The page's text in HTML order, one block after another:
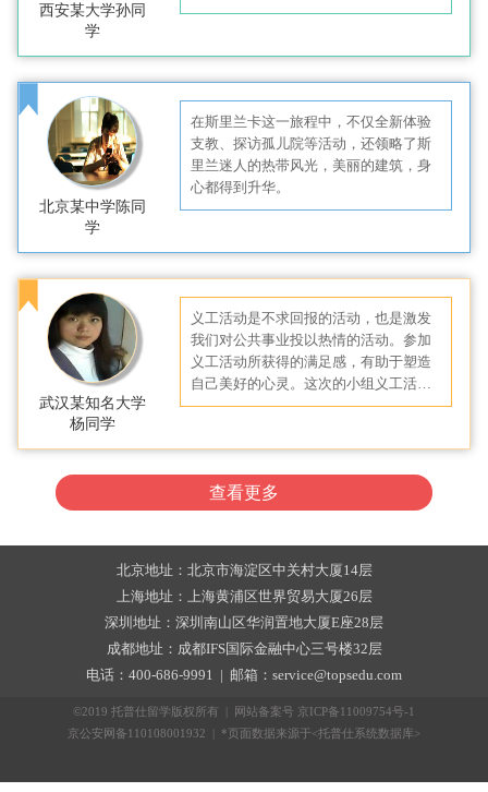
西安某大学孙同
学
就感。
北京某中学陈同
学
在斯里兰卡这一旅程中，不仅全新体验
支教、探访孤儿院等活动，还领略了斯
里兰迷人的热带风光，美丽的建筑，身
心都得到升华。
武汉某知名大学
杨同学
义工活动是不求回报的活动，也是激发
我们对公共事业投以热情的活动。参加
义工活动所获得的满足感，有助于塑造
自己美好的心灵。这次的小组义工活
动，使我们体会到了团队的力量、协作
检验真理的唯一标准。这不仅加强了我
们的劳动观念，而且帮助我们树立正确
的人生观、价值观，感谢托普仕留学的
这个项目，让我收获颇多。
查看更多
北京地址：北京市海淀区中关村大厦14层
上海地址：上海黄浦区世界贸易大厦26层
深圳地址：深圳南山区华润置地大厦E座28层
成都地址：成都IFS国际金融中心三号楼32层
电话：400-686-9991 | 邮箱：service@topsedu.com
©2019 托普仕留学版权所有 | 网站备案号 京ICP备11009754号-1
京公安网备110108001932 | *页面数据来源于<托普仕系统数据库>